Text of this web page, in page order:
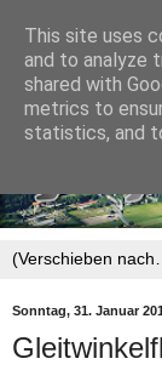
Sonntag, 31. Januar
This site uses
and to analyze
shared with
metrics to
statistics, and